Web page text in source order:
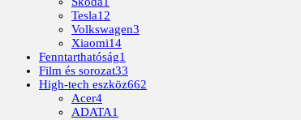
Tesla12
Volkswagen3
Xiaomi14
Fenntarthatóság1
Film és sorozat33
High-tech eszköz662
Acer4
ADATA1